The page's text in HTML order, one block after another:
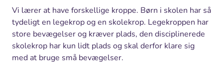
Vi lærer at have forskellige kroppe. Børn i skolen har så
tydeligt en legekrop og en skolekrop. Legekroppen har
store bevægelser og kræver plads, den disciplinerede
skolekrop har kun lidt plads og skal derfor klare sig
med at bruge små bevægelser.